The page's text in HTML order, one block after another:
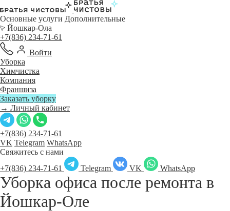
Основные услуги Дополнительные
Йошкар-Ола
+7(836) 234-71-61
Войти
Уборка
Химчистка
Компания
Франшиза
Заказать уборку
→ Личный кабинет
+7(836) 234-71-61
VK Telegram WhatsApp
Свяжитесь с нами
+7(836) 234-71-61
Telegram VK WhatsApp
Уборка офиса после ремонта в
Йошкар-Оле